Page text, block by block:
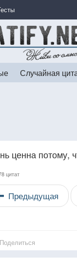
Случайная
ценна потому,
цитат
Предыдущая
Поделиться